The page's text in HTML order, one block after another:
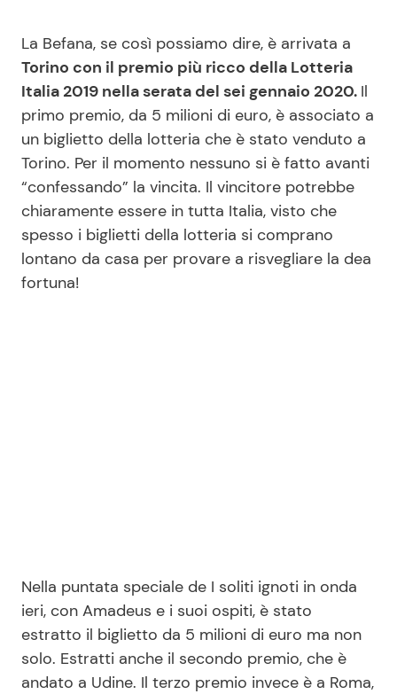
Mondo Mamma
News benessere
Salute
Viaggi e Turismo
Festività
Le Ricette in TV
Primi Piatti
Ricette Facili e Veloci
Ricette Feste
Ricette per Bambini
Pubblicità
Privacy Policy
La Befana, se così possiamo dire, è arrivata a
Torino con il premio più ricco della Lotteria
Italia 2019 nella serata del sei gennaio 2020. Il
primo premio, da 5 milioni di euro, è associato a
un biglietto della lotteria che è stato venduto a
Torino. Per il momento nessuno si è fatto avanti
“confessando” la vincita. Il vincitore potrebbe
chiaramente essere in tutta Italia, visto che
spesso i biglietti della lotteria si comprano
lontano da casa per provare a risvegliare la dea
fortuna!
Nella puntata speciale de I soliti ignoti in onda
ieri, con Amadeus e i suoi ospiti, è stato
estratto il biglietto da 5 milioni di euro ma non
solo. Estratti anche il secondo premio, che è
andato a Udine. Il terzo premio invece è a Roma,